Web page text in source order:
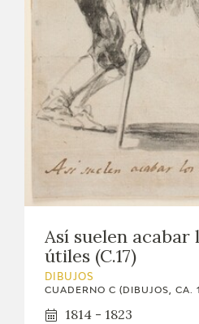
Así suelen acabar
útiles (C.17)
DIBUJOS
CUADERNO C (DIBUJOS, CA.
1814 - 1823